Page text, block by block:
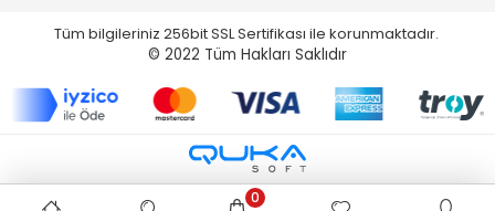
Tüm bilgileriniz 256bit SSL Sertifikası ile korunmaktadır.
© 2022 Tüm Hakları Saklıdır
0